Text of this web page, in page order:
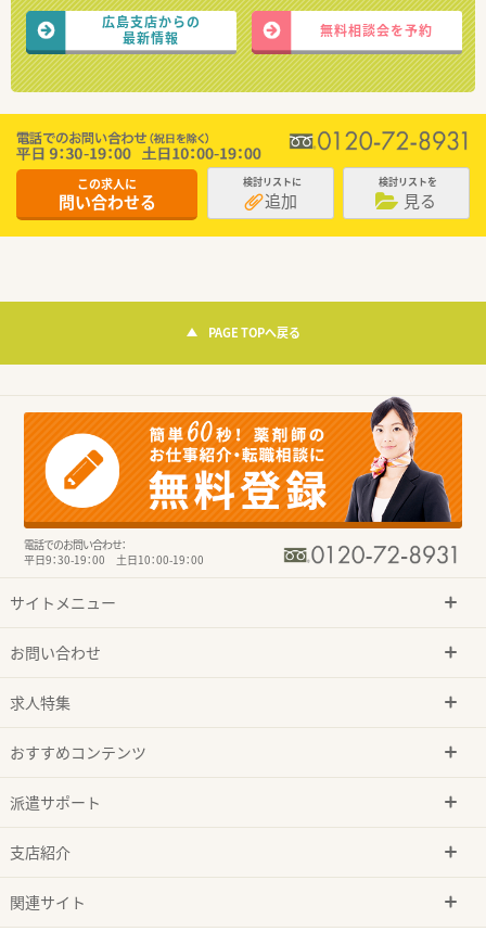
広島支店からの
最新情報
無料相談会を予約
この求人に
問い合わせる
検討リストに
追加
検討リストを
見る
PAGE TOPへ戻る
電話でのお問い合わせ：
平日9：30-19：00 土日10：00-19：00
サイトメニュー
お問い合わせ
求人特集
おすすめコンテンツ
派遣サポート
支店紹介
関連サイト